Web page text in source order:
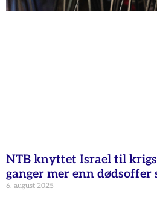
NTB knyttet Israel til
ganger mer enn
6. august 2025